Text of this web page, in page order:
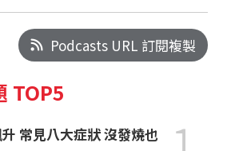
Podcasts URL 訂閱複製
TOP5